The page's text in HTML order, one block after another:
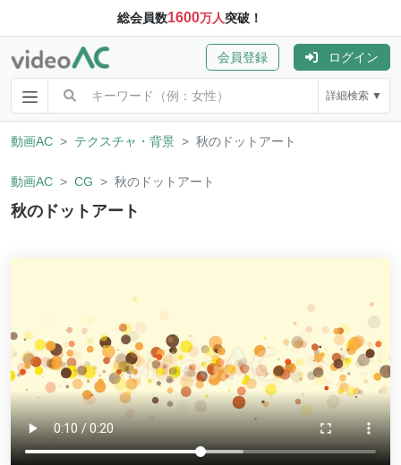
総会員数1600万人突破！
会員登録 ログイン
詳細検索 ▼
動画AC テクスチャ・背景 秋のドットアート
動画AC CG 秋のドットアート
秋のドットアート